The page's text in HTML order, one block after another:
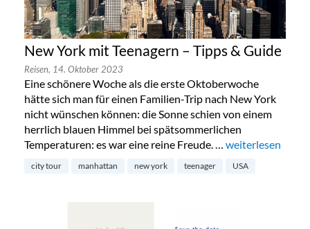
New York mit Teenagern – Tipps & Guide
Reisen, 14. Oktober 2023
Eine schönere Woche als die erste Oktoberwoche
hätte sich man für einen Familien-Trip nach New York
nicht wünschen können: die Sonne schien von einem
herrlich blauen Himmel bei spätsommerlichen
Temperaturen: es war eine reine Freude. … „New York mit
weiterlesen
city tour manhattan new york teenager USA